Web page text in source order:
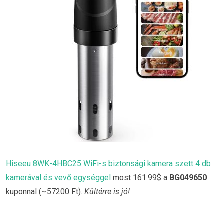
Hiseeu 8WK-4HBC25 WiFi-s biztonsági kamera szett 4 db
kamerával és vevő egységgel most 161.99$ a BG049650
kuponnal (~57200 Ft). Kültérre is jó!